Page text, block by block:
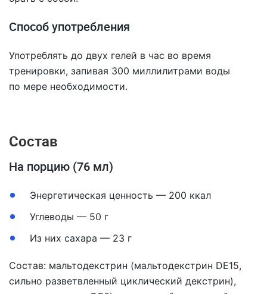
Способ употребления
Употреблять до двух гелей в час во время
тренировки, запивая 300 миллилитрами воды
по мере необходимости.
Состав
На порцию (76 мл)
Энергетическая ценность — 200 ккал
Углеводы — 50 г
Из них сахара — 23 г
Состав: мальтодекстрин (мальтодекстрин DE15,
сильно разветвленный циклический декстрин),